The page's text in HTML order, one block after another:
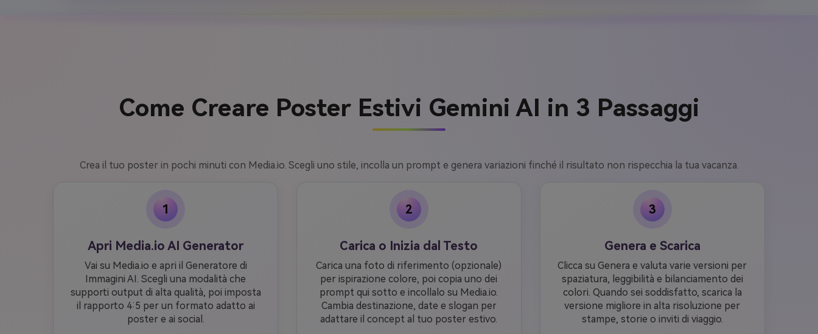
Come Creare Poster Estivi Gemini AI in 3 Passaggi
Crea il tuo poster in pochi minuti con Media.io. Scegli uno stile, incolla un prompt e genera variazioni finché il risultato non rispecchia la tua vacanza.
1
Apri Media.io AI Generator
Vai su Media.io e apri il Generatore di
Immagini AI. Scegli una modalità che
supporti output di alta qualità, poi imposta
il rapporto 4:5 per un formato adatto ai
poster e ai social.
2
Carica o Inizia dal Testo
Carica una foto di riferimento (opzionale)
per ispirazione colore, poi copia uno dei
prompt qui sotto e incollalo su Media.io.
Cambia destinazione, date e slogan per
adattare il concept al tuo poster estivo.
3
Genera e Scarica
Clicca su Genera e valuta varie versioni per
spaziatura, leggibilità e bilanciamento dei
colori. Quando sei soddisfatto, scarica la
versione migliore in alta risoluzione per
stampe, storie o inviti di viaggio.